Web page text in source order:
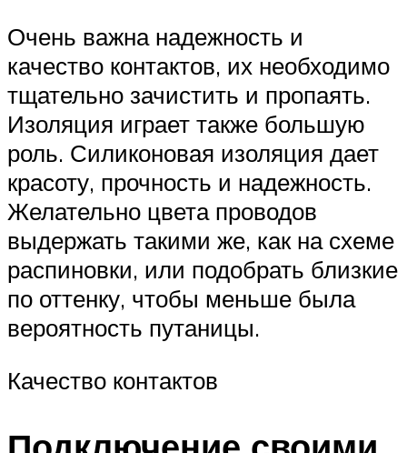
Очень важна надежность и
качество контактов, их необходимо
тщательно зачистить и пропаять.
Изоляция играет также большую
роль. Силиконовая изоляция дает
красоту, прочность и надежность.
Желательно цвета проводов
выдержать такими же, как на схеме
распиновки, или подобрать близкие
по оттенку, чтобы меньше была
вероятность путаницы.
Качество контактов